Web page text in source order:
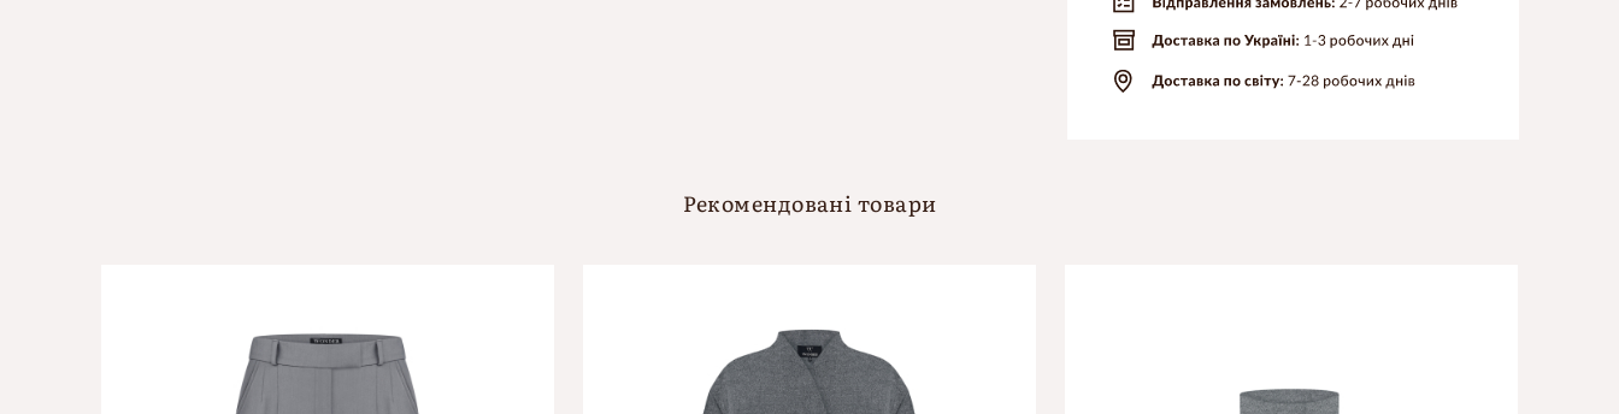
Рекомендовані товари